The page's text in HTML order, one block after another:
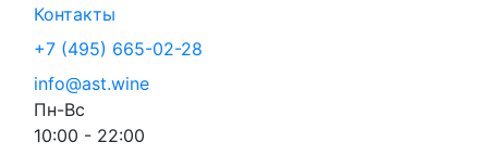
Контакты
+7 (495) 665-02-28
info@ast.wine
Пн-Вс
10:00 - 22:00